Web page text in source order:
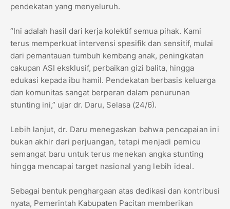
pendekatan yang menyeluruh.
“Ini adalah hasil dari kerja kolektif semua pihak. Kami
terus memperkuat intervensi spesifik dan sensitif, mulai
dari pemantauan tumbuh kembang anak, peningkatan
cakupan ASI eksklusif, perbaikan gizi balita, hingga
edukasi kepada ibu hamil. Pendekatan berbasis keluarga
dan komunitas sangat berperan dalam penurunan
stunting ini,” ujar dr. Daru, Selasa (24/6).
Lebih lanjut, dr. Daru menegaskan bahwa pencapaian ini
bukan akhir dari perjuangan, tetapi menjadi pemicu
semangat baru untuk terus menekan angka stunting
hingga mencapai target nasional yang lebih ideal.
Sebagai bentuk penghargaan atas dedikasi dan kontribusi
nyata, Pemerintah Kabupaten Pacitan memberikan